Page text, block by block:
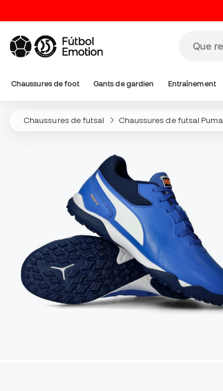
Chaussures de foot Gants de gardien Entraînement
Chaussures de futsal Chaussures de futsal Puma